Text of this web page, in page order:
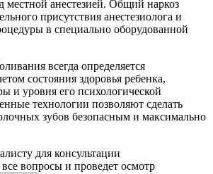
местной анестезией. Общий наркоз
присутствия анестезиолога и
в специально оборудованной
всегда определяется
состояния здоровья ребенка,
и уровня его психологической
технологии позволяют сделать
зубов безопасным и максимально
для консультации
вопросы и проведет осмотр